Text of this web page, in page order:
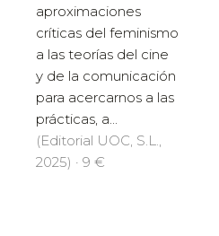
aproximaciones
críticas del feminismo
a las teorías del cine
y de la comunicación
para acercarnos a las
prácticas, a...
(Editorial UOC, S.L.,
2025) · 9 €